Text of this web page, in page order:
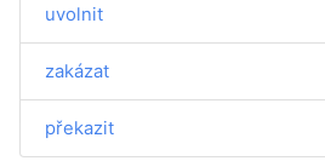
uvolnit
zakázat
překazit